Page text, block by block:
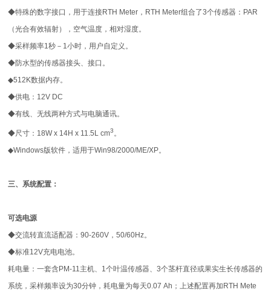
◆特殊的数字接口，用于连接RTH Meter ， RTH Meter组合了3个传感器： PAR
（光合有效辐射），空气温度，相对湿度。
◆采样频率1秒－ 1小时，用户自定义。
◆防水型的传感器接头、接口。
◆512K数据内存。
◆供电： 12V DC
◆有线、无线两种方式与电脑通讯。
◆尺寸： 18W x 14H x 11.5L cm3。
◆Windows版软件，适用于Win98/2000/ME/XP。
三、系统配置：
可选电源
◆交流转直流适配器：90-260V ，50/60Hz。
◆标准12V充电电池。
耗电量：一套含 PM-11主机、 1个叶温传感器、3个茎杆直径或果实生长传感器的
系统，采样频率设为30分钟，耗电量为每天0.07 Ah ；上述配置再加 RTH Mete